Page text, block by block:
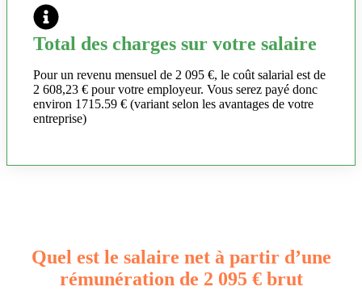
Total des charges sur votre salaire
Pour un revenu mensuel de 2 095 €, le coût salarial est de
2 608,23 € pour votre employeur. Vous serez payé donc
environ 1715.59 € (variant selon les avantages de votre
entreprise)
Quel est le salaire net à partir d’une
rémunération de 2 095 € brut